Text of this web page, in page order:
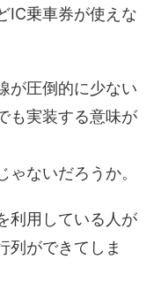
IC乗車券が使えな
が圧倒的に少ない
も実装する意味が
ないだろうか。
利用している人が
列ができてしま